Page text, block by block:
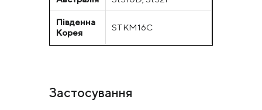
Південна
Корея
STKM16C
Застосування